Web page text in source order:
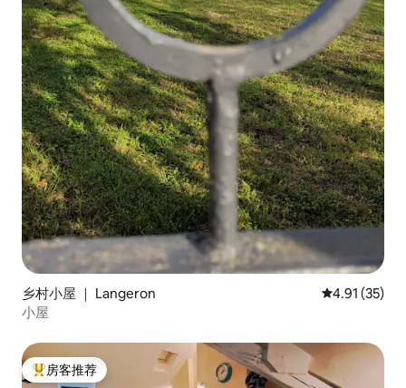
乡村小屋 ｜ Langeron 平均评分
4.91 (35)
小屋
热门「房客推荐」
房客推荐